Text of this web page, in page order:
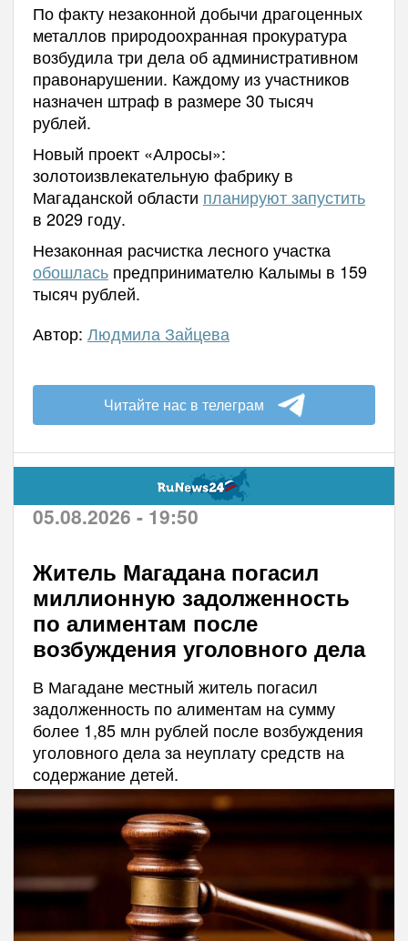
По факту незаконной добычи драгоценных
металлов природоохранная прокуратура
возбудила три дела об административном
правонарушении. Каждому из участников
назначен штраф в размере 30 тысяч
рублей.
Новый проект «Алросы»:
золотоизвлекательную фабрику в
Магаданской области планируют запустить
в 2029 году.
Незаконная расчистка лесного участка
обошласьпредпринимателю Калымы в 159
тысяч рублей.
Автор: Людмила Зайцева
Читайте нас в телеграм
05.08.2026 - 19:50
Житель Магадана погасил
миллионную задолженность
по алиментам после
возбуждения уголовного дела
В Магадане местный житель погасил
задолженность по алиментам на сумму
более 1,85 млн рублей после возбуждения
уголовного дела за неуплату средств на
содержание детей.